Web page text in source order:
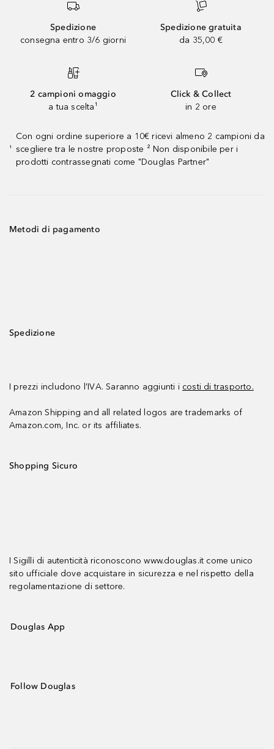
Spedizione
consegna entro 3/6 giorni
Spedizione gratuita
da 35,00 €
2 campioni omaggio
a tua scelta¹
Click & Collect
in 2 ore
¹
Con ogni ordine superiore a 10€ ricevi almeno 2 campioni da
scegliere tra le nostre proposte ² Non disponibile per i
prodotti contrassegnati come "Douglas Partner"
Metodi di pagamento
Spedizione
I prezzi includono l’IVA. Saranno aggiunti i costi di trasporto.
Amazon Shipping and all related logos are trademarks of
Amazon.com, Inc. or its affiliates.
Shopping Sicuro
I Sigilli di autenticità riconoscono www.douglas.it come unico
sito ufficiale dove acquistare in sicurezza e nel rispetto della
regolamentazione di settore.
Douglas App
Follow Douglas